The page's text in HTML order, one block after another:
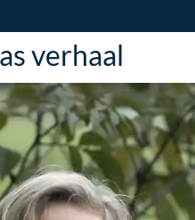
verhaal